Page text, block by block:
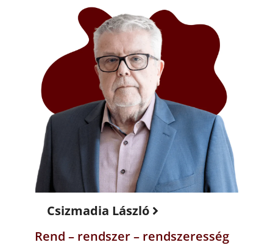
Csizmadia László
Rend – rendszer – rendszeresség